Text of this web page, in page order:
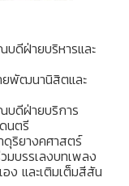
ดีฝ่ายบริหารและ
ยพัฒนานิสิตและ
ดีฝ่ายบริการ
นตรี
ดุริยางคศาสตร์
บรรเลงบทเพลง
ง และเติมเต็มสีสัน